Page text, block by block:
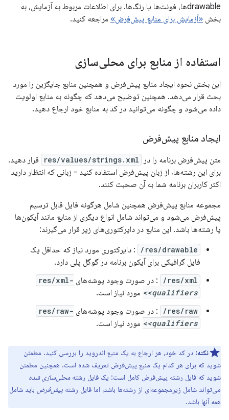
drawableها، فونت‌ها یا رنگ‌ها. برای اطلاعات مربوط به آزمایش، به
بخش «آزمایش برای منابع پیش‌فرض» مراجعه کنید.
استفاده از منابع برای محلی‌سازی
این بخش نحوه ایجاد منابع پیش‌فرض و همچنین منابع جایگزین را مورد
بحث قرار می‌دهد. همچنین توضیح می‌دهد که چگونه به منابع اولویت
داده می‌شود و چگونه می‌توانید در کد به منابع خود ارجاع دهید.
ایجاد منابع پیش‌فرض
متن پیش‌فرض برنامه را در res/values/strings.xml
قرار دهید.
برای این رشته‌ها، از زبان پیش‌فرض استفاده کنید - زبانی که انتظار دارید
اکثر کاربران برنامه شما به آن صحبت کنند.
مجموعه منابع پیش‌فرض همچنین شامل هرگونه فایل قابل ترسیم
پیش‌فرض می‌شود و می‌تواند شامل انواع دیگری از منابع مانند آیکون‌ها
یا رشته‌ها باشد. این منابع در دایرکتوری‌های زیر قرار می‌گیرند:
res/drawable/
: دایرکتوری مورد نیاز که حداقل یک
فایل گرافیکی برای آیکون برنامه در گوگل پلی دارد.
res/xml/ : در صورت وجود پوشه‌های res/xml-
<qualifiers>
مورد نیاز است.
res/raw/ : در صورت وجود پوشه‌های res/raw-
<qualifiers>
مورد نیاز است.
نکته: در کد خود، هر ارجاع به یک منبع اندروید را بررسی کنید. مطمئن
شوید که برای هر کدام یک منبع پیش‌فرض تعریف شده است. همچنین مطمئن
شوید که فایل رشته پیش‌فرض کامل است: یک فایل رشتهمحلی‌سازی شده
می‌تواند شامل زیرمجموعه‌ای از رشته‌ها باشد، اما فایل رشته پیش‌فرض باید شامل
همه آنها باشد.